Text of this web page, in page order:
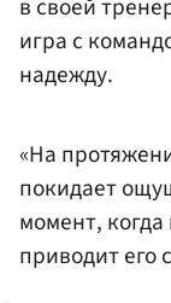
в своей
игра с
надежду.
«На
покидает
момент,
приводит